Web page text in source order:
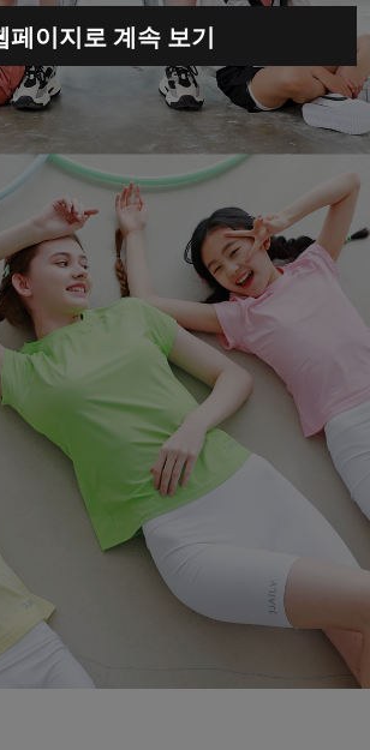
페이지로 계속 보기